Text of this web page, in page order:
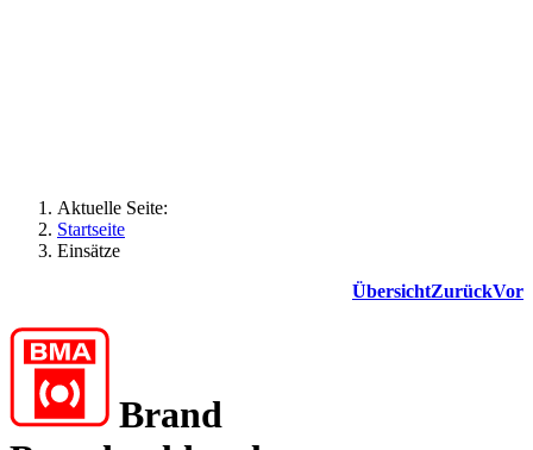
Aktuelle Seite:
Startseite
Einsätze
ÜbersichtZurückVor
Brand